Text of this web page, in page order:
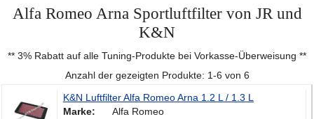
Alfa Romeo Arna Sportluftfilter von JR und
K&N
** 3% Rabatt auf alle Tuning-Produkte bei Vorkasse-Überweisung **
Anzahl der gezeigten Produkte: 1-6 von 6
K&N Luftfilter Alfa Romeo Arna 1.2 L / 1.3 L
Marke:
Alfa Romeo